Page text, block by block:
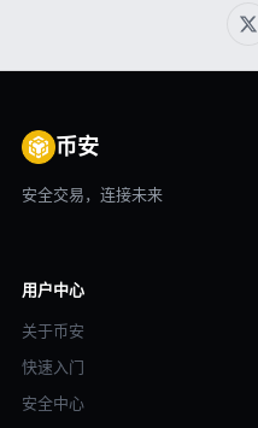
币安
安全交易，连接未来
用户中心
关于币安
快速入门
安全中心